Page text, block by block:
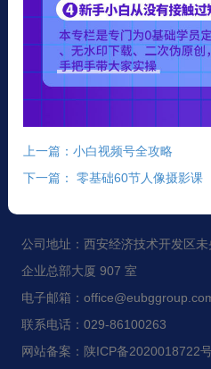
上一篇：小白视频号全攻略
下一篇： 零基础60节人像摄影课
公司地址：西安经济技术开发区
企业总部大厦 907 室
电子邮箱：
联系电话：029-86100263
网站备案：陕ICP备2020018722